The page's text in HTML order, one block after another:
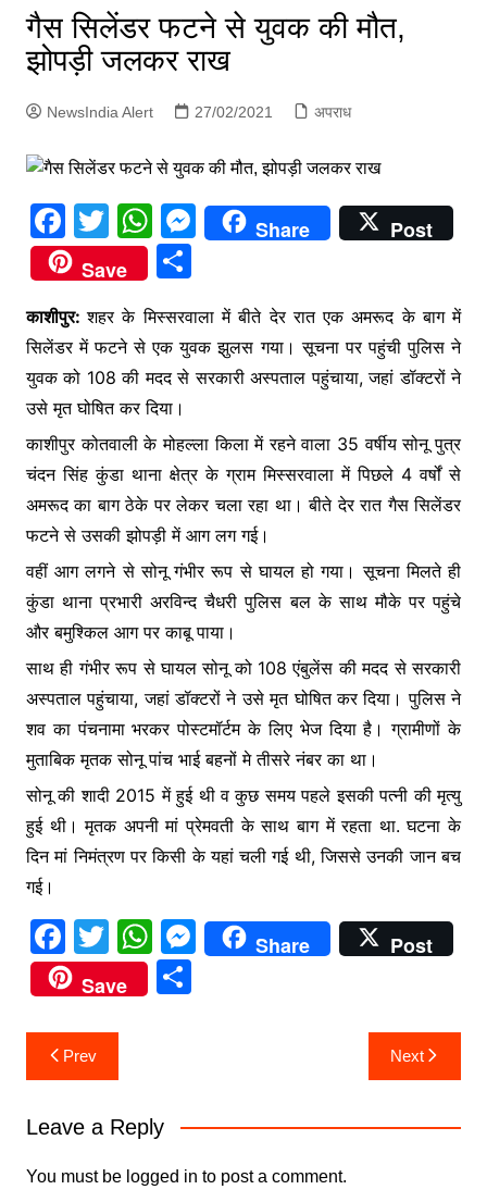
गैस सिलेंडर फटने से युवक की मौत,
झोपड़ी जलकर राख
NewsIndia Alert 27/02/2021 अपराध
F
a
c
e
b
o
o
k
T
w
itt
er
W
h
at
s
A
p
p
M
e
s
e
n
g
er
Share
Post
Save
S
ar
e
काशीपुर:शहर के मिस्सरवाला में बीते देर रात एक अमरूद के बाग में
सिलेंडर में फटने से एक युवक झुलस गया। सूचना पर पहुंची पुलिस ने
युवक को 108 की मदद से सरकारी अस्पताल पहुंचाया, जहां डॉक्टरों ने
उसे मृत घोषित कर दिया।
काशीपुर कोतवाली के मोहल्ला किला में रहने वाला 35 वर्षीय सोनू पुत्र
चंदन सिंह कुंडा थाना क्षेत्र के ग्राम मिस्सरवाला में पिछले 4 वर्षों से
अमरूद का बाग ठेके पर लेकर चला रहा था। बीते देर रात गैस सिलेंडर
फटने से उसकी झोपड़ी में आग लग गई।
वहीं आग लगने से सोनू गंभीर रूप से घायल हो गया। सूचना मिलते ही
कुंडा थाना प्रभारी अरविन्द चैधरी पुलिस बल के साथ मौके पर पहुंचे
और बमुश्किल आग पर काबू पाया।
साथ ही गंभीर रूप से घायल सोनू को 108 एंबुलेंस की मदद से सरकारी
अस्पताल पहुंचाया, जहां डॉक्टरों ने उसे मृत घोषित कर दिया। पुलिस ने
शव का पंचनामा भरकर पोस्टमॉर्टम के लिए भेज दिया है। ग्रामीणों के
मुताबिक मृतक सोनू पांच भाई बहनों मे तीसरे नंबर का था।
सोनू की शादी 2015 में हुई थी व कुछ समय पहले इसकी पत्नी की मृत्यु
हुई थी। मृतक अपनी मां प्रेमवती के साथ बाग में रहता था. घटना के
दिन मां निमंत्रण पर किसी के यहां चली गई थी, जिससे उनकी जान बच
गई।
F
a
c
e
b
o
k
T
w
itt
er
W
h
at
p
p
M
e
er
Share
Post
Save
S
Post
navigation
Prev Next
Leave a Reply
You must be logged in to post a comment.